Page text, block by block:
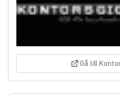
Gå till